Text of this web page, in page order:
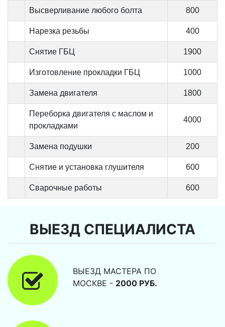
Высверливание любого болта 800
Нарезка резьбы 400
Снятие ГБЦ 1900
Изготовление прокладки ГБЦ 1000
Замена двигателя 1800
Переборка двигателя с маслом и
прокладками
4000
Замена подушки 200
Снятие и установка глушителя 600
Сварочные работы 600
ВЫЕЗД СПЕЦИАЛИСТА
ВЫЕЗД МАСТЕРА ПО
МОСКВЕ - 2000 РУБ.